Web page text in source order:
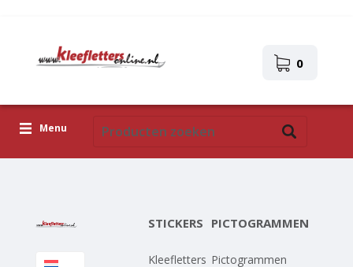
0
Menu
STICKERS
Kleefletters
PICTOGRAMMEN
Pictogrammen